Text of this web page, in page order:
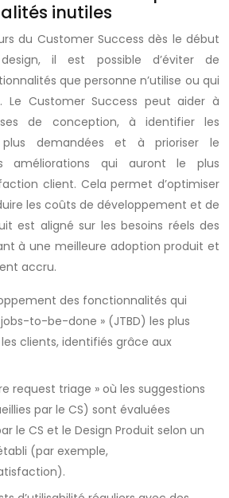
inutiles
du Customer Success dès le début
il est possible d’éviter de
que personne n’utilise ou qui
Le Customer Success peut aider à
de conception, à identifier les
plus demandées et à prioriser le
améliorations qui auront le plus
client. Cela permet d’optimiser
les coûts de développement et de
est aligné sur les besoins réels des
à une meilleure adoption produit et
accru.
des fonctionnalités qui
to-be-done » (JTBD) les plus
clients, identifiés grâce aux
request triage » où les suggestions
par le CS) sont évaluées
le CS et le Design Produit selon un
(par exemple,